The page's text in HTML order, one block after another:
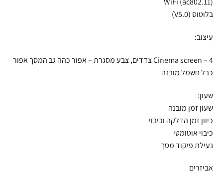
בלוטוס (V5.0)
עיצוב:
Cinema screen – 4 צדדים, צבע מסגרת – אפור כהה גב המסך אפור
כבל חשמל מובנה
שעון:
שעון זמן מובנה
כיוון זמן הדלקה וכיבוי
כיבוי אוטומטי
נעילת פיקוד מסך
אביזרים